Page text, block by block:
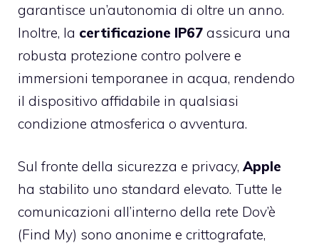
garantisce un’autonomia di oltre un anno.
Inoltre, la certificazione IP67 assicura una
robusta protezione contro polvere e
immersioni temporanee in acqua, rendendo
il dispositivo affidabile in qualsiasi
condizione atmosferica o avventura.
Sul fronte della sicurezza e privacy, Apple
ha stabilito uno standard elevato. Tutte le
comunicazioni all’interno della rete Dov’è
(Find My) sono anonime e crittografate,